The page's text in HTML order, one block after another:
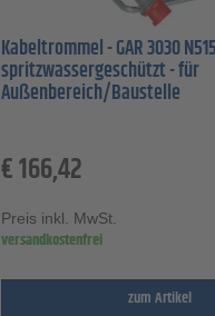
Kabeltrommel - GAR 3030
spritzwassergeschützt - für
Außenbereich/Baustelle
€166,42
Preis inkl. MwSt.
versandkostenfrei
zum Artikel